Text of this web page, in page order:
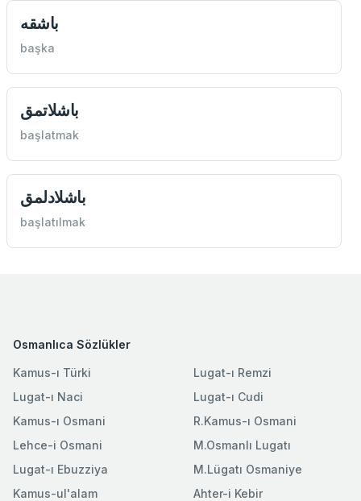
باشقه
başka
باشلاتمق
başlatmak
باشلادلمق
başlatılmak
Osmanlıca Sözlükler
Kamus-ı Türki
Lugat-ı Naci
Kamus-ı Osmani
Lehce-i Osmani
Lugat-ı Ebuzziya
Lugat-ı Remzi
Lugat-ı Cudi
R.Kamus-ı Osmani
M.Osmanlı Lugatı
M.Lügatı Osmaniye
Kamus-ul'alam
Ahter-i Kebir